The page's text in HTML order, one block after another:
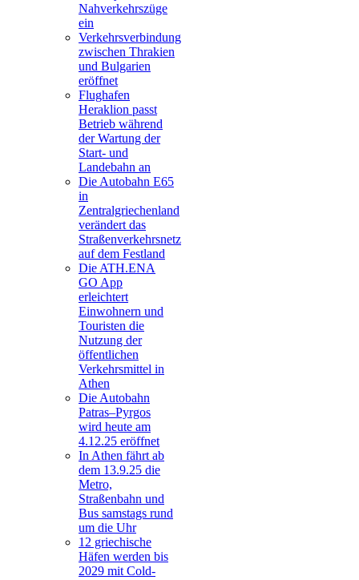
Nahverkehrszüge
ein
Verkehrsverbindung
zwischen Thrakien
und Bulgarien
eröffnet
Flughafen
Heraklion passt
Betrieb während
der Wartung der
Start- und
Landebahn an
Die Autobahn E65
in
Zentralgriechenland
verändert das
Straßenverkehrsnetz
auf dem Festland
Die ATH.ENA
GO App
erleichtert
Einwohnern und
Touristen die
Nutzung der
öffentlichen
Verkehrsmittel in
Athen
Die Autobahn
Patras–Pyrgos
wird heute am
4.12.25 eröffnet
In Athen fährt ab
dem 13.9.25 die
Metro,
Straßenbahn und
Bus samstags rund
um die Uhr
12 griechische
Häfen werden bis
2029 mit Cold-